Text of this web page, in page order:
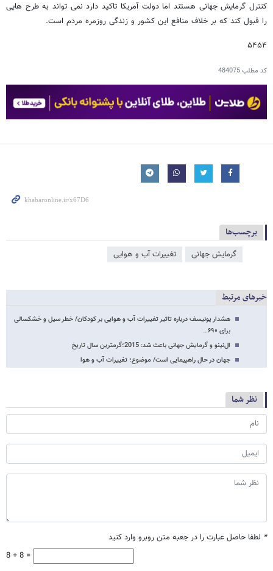
کنترل گرمایش جهانی هستند اما دولت آمریکا تاکید دارد نمی تواند به طرح هایی
را قبول کند که بر خلاف منافع این کشور و زندگی روزمره مردم است.
۵۴۵۴
کد مطلب484075
برچسب‌ها
گرمایش جهانی تغییرات آب و هوایی
خبرهای مرتبط
هشدار یونیسف درباره تاثیر تغییرات آب و هوایی بر کودکان/ خطر سیل و خشکسالی
برای ۶۹۰…
ال‌نینو و گرمایش جهانی باعث شد: 2015؛گرمترین سال تاریخ
جهان در حال راهپیمایی است/ موضوع؛ تغییرات آب و هوا
نظر شما
* لطفا حاصل عبارت را در جعبه متن روبرو وارد کنید
8 + 8 =